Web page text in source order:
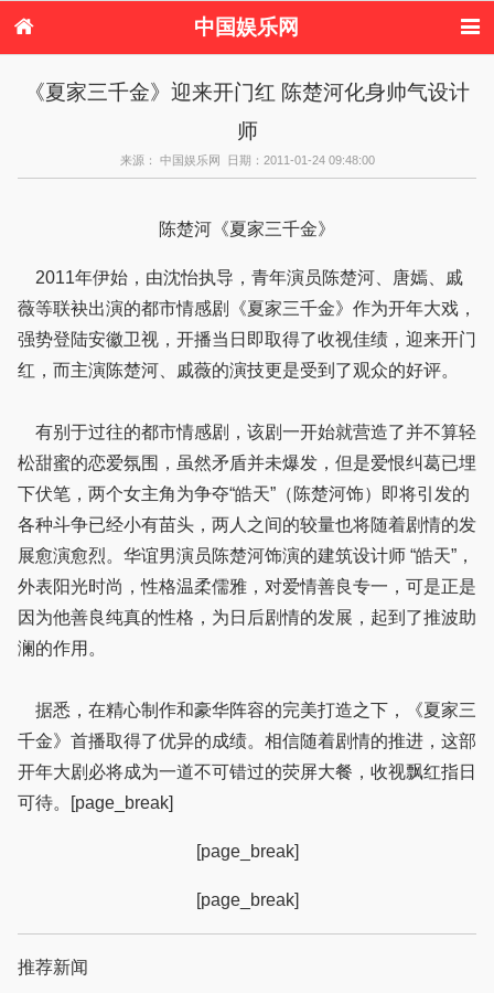
中国娱乐网
港台娱乐
日本娱乐 韩国娱乐
欧美娱乐
港台明星八卦
日本韩国明星
欧美明星八卦
《夏家三千金》迎来开门红 陈楚河化身帅气设计
师
来源： 中国娱乐网 日期：2011-01-24 09:48:00
陈楚河《夏家三千金》
2011年伊始，由沈怡执导，青年演员陈楚河、唐嫣、戚
薇等联袂出演的都市情感剧《夏家三千金》作为开年大戏，
强势登陆安徽卫视，开播当日即取得了收视佳绩，迎来开门
红，而主演陈楚河、戚薇的演技更是受到了观众的好评。
有别于过往的都市情感剧，该剧一开始就营造了并不算轻
松甜蜜的恋爱氛围，虽然矛盾并未爆发，但是爱恨纠葛已埋
下伏笔，两个女主角为争夺“皓天”（陈楚河饰）即将引发的
各种斗争已经小有苗头，两人之间的较量也将随着剧情的发
展愈演愈烈。华谊男演员陈楚河饰演的建筑设计师 “皓天”，
外表阳光时尚，性格温柔儒雅，对爱情善良专一，可是正是
因为他善良纯真的性格，为日后剧情的发展，起到了推波助
澜的作用。
据悉，在精心制作和豪华阵容的完美打造之下，《夏家三
千金》首播取得了优异的成绩。相信随着剧情的推进，这部
开年大剧必将成为一道不可错过的荧屏大餐，收视飘红指日
可待。[page_break]
[page_break]
[page_break]
推荐新闻